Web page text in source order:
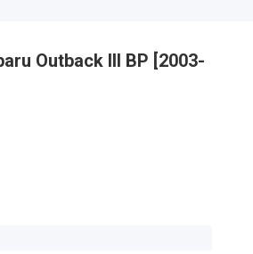
Outback III BP [2003-